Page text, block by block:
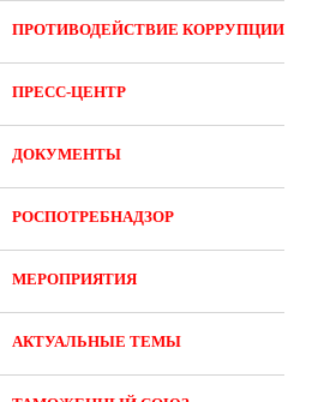
ПРОТИВОДЕЙСТВИЕ КОРРУПЦИИ
ПРЕСС-ЦЕНТР
ДОКУМЕНТЫ
РОСПОТРЕБНАДЗОР
МЕРОПРИЯТИЯ
АКТУАЛЬНЫЕ ТЕМЫ